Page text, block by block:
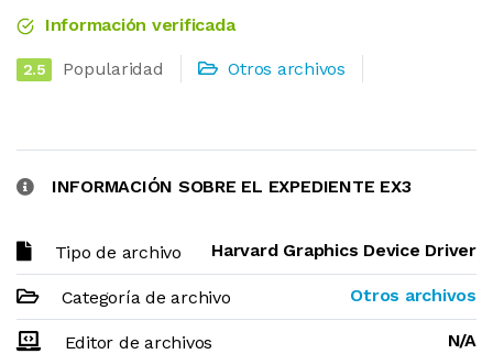
Información verificada
2.5 Popularidad Otros archivos
INFORMACIÓN SOBRE EL EXPEDIENTE EX3
Tipo de archivo Harvard Graphics Device Driver
Categoría de archivo Otros archivos
Editor de archivos N/A